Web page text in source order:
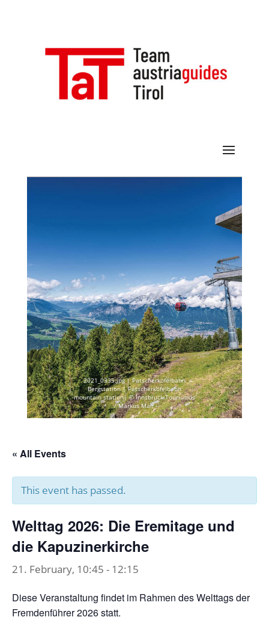
2021_0335.jpg | Patscherkofelbahn
Bergstation | Patscherkofelbahn
mountain station| © Innsbruck Tourismus
/ Markus Mair
« All Events
This event has passed.
Welttag 2026: Die Eremitage und
die Kapuzinerkirche
21. February, 10:45 - 12:15
Diese Veranstaltung findet im Rahmen des Welttags der
Fremdenführer 2026 statt.